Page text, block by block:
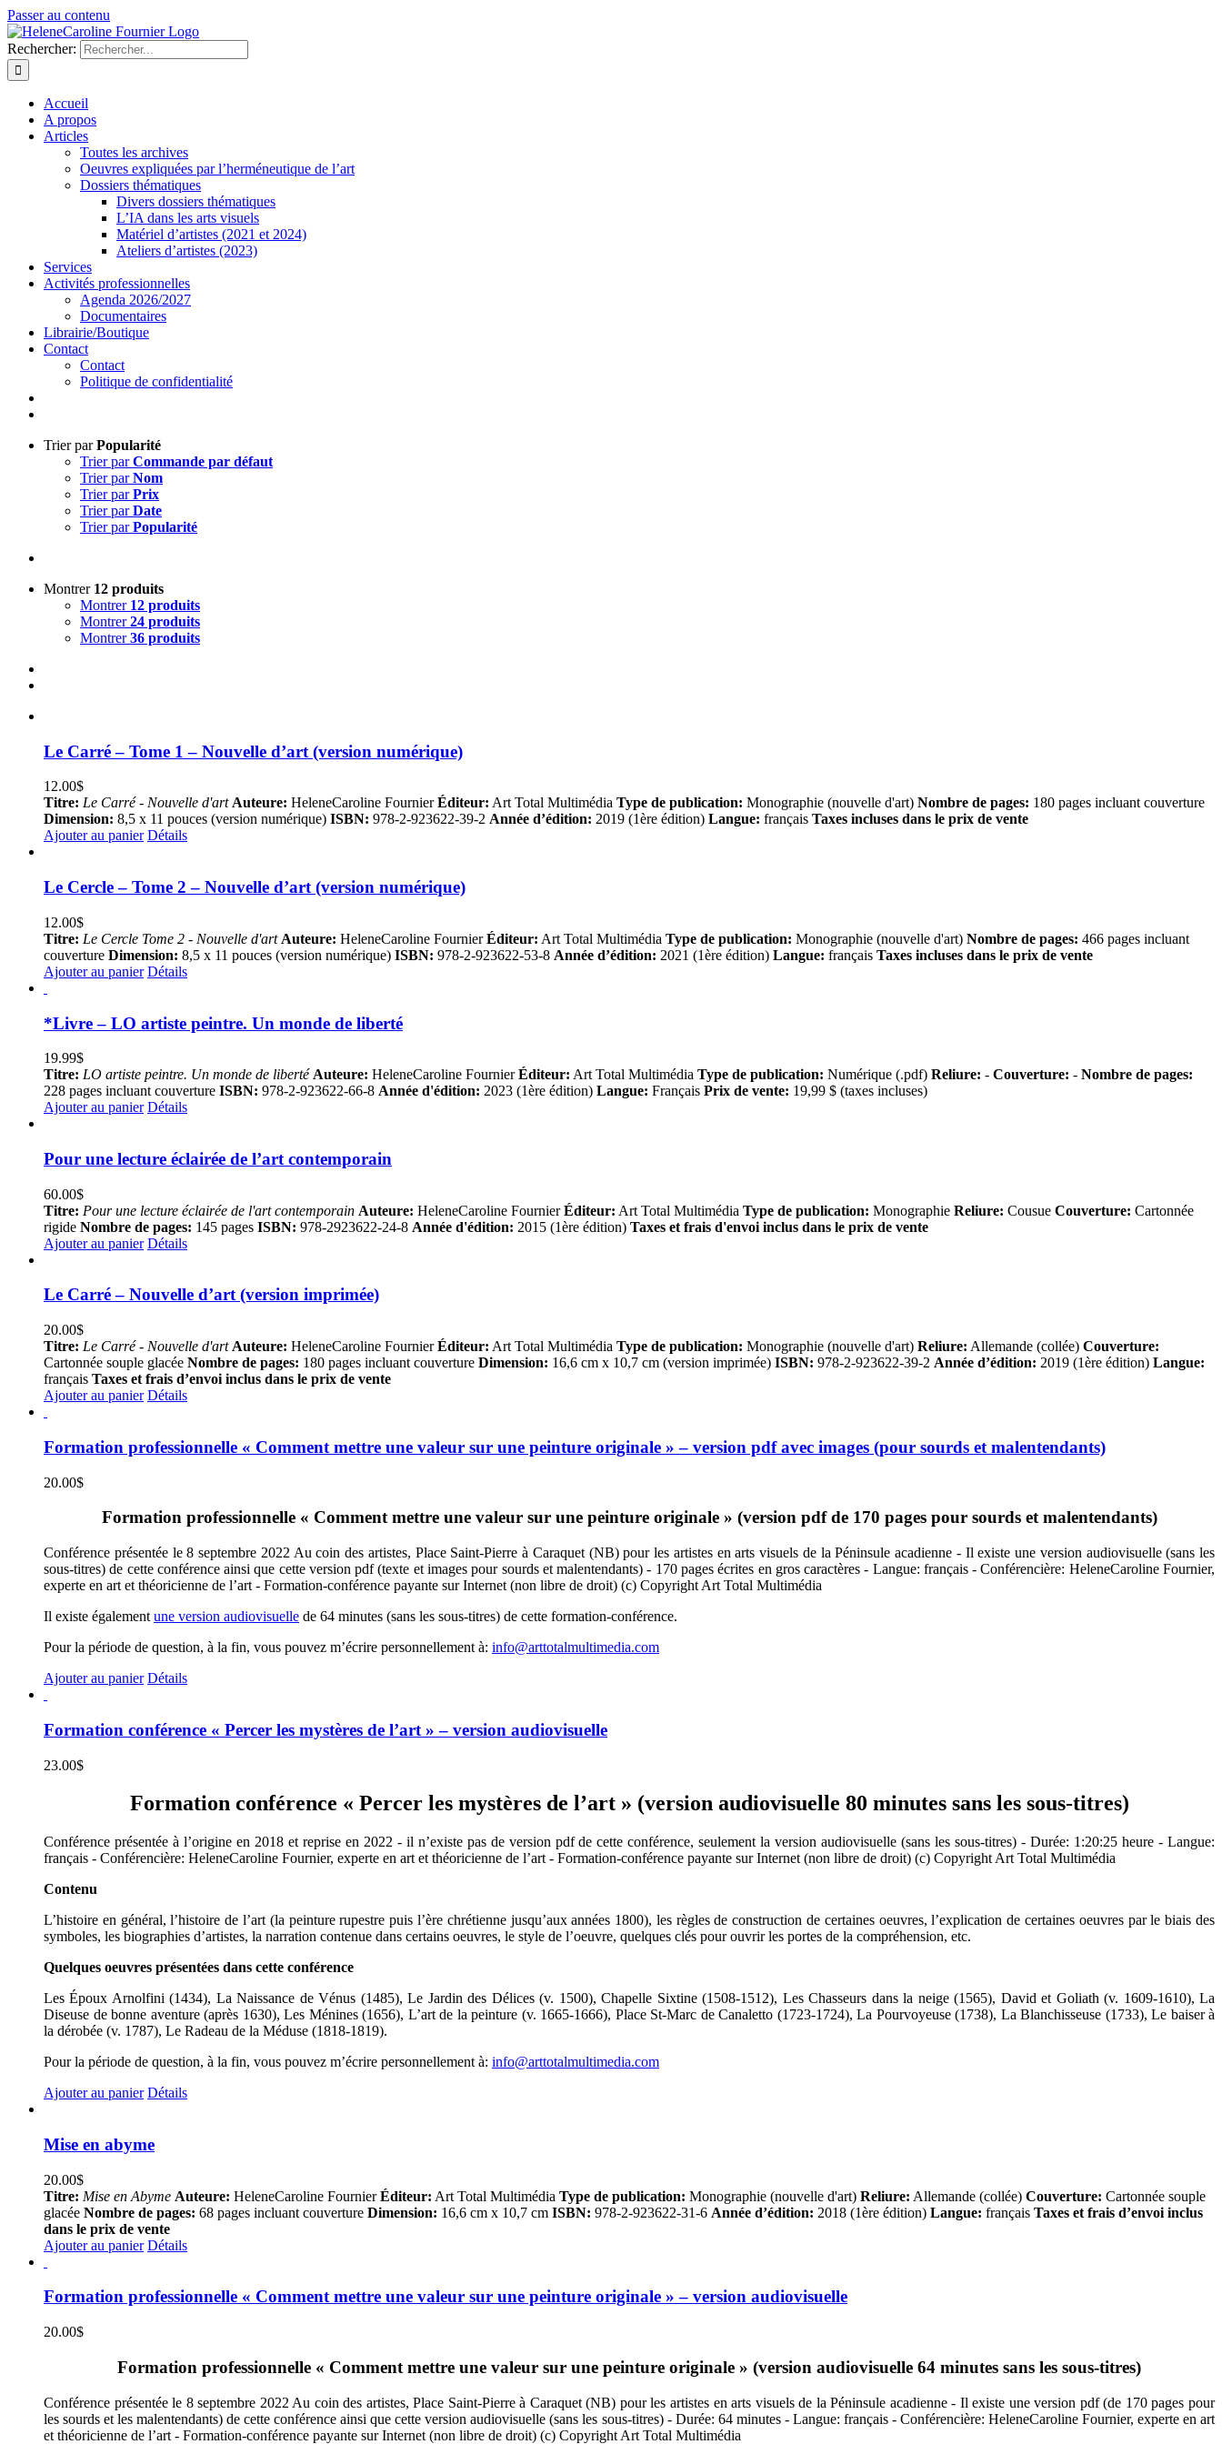
Passer au contenu
Rechercher:
Accueil
A propos
Articles
Toutes les archives
Oeuvres expliquées par l’herméneutique de l’art
Dossiers thématiques
Divers dossiers thématiques
L’IA dans les arts visuels
Matériel d’artistes (2021 et 2024)
Ateliers d’artistes (2023)
Services
Activités professionnelles
Agenda 2026/2027
Documentaires
Librairie/Boutique
Contact
Contact
Politique de confidentialité
Trier parPopularité
Trier parCommande par défaut
Trier parNom
Trier parPrix
Trier parDate
Trier parPopularité
Montrer 12 produits
Montrer 12 produits
Montrer24 produits
Montrer36 produits
Le Carré – Tome 1 – Nouvelle d’art (version numérique)
12.00$
Titre: Le Carré - Nouvelle d'art Auteure: HeleneCaroline FournierÉditeur: Art Total Multimédia Type de publication: Monographie (nouvelle d'art) Nombre de pages: 180 pages incluant couverture
Dimension: 8,5 x 11 pouces (version numérique) ISBN: 978-2-923622-39-2 Année d’édition: 2019 (1ère édition) Langue: français Taxes incluses dans le prix de vente
Ajouter au panier Détails
Le Cercle – Tome 2 – Nouvelle d’art (version numérique)
12.00$
Titre: Le Cercle Tome 2 - Nouvelle d'art Auteure: HeleneCaroline FournierÉditeur: Art Total Multimédia Type de publication: Monographie (nouvelle d'art) Nombre de pages: 466 pages incluant
couverture Dimension: 8,5 x 11 pouces (version numérique) ISBN: 978-2-923622-53-8 Année d’édition: 2021 (1ère édition) Langue: français Taxes incluses dans le prix de vente
Ajouter au panier Détails
*Livre – LO artiste peintre. Un monde de liberté
19.99$
Titre: LO artiste peintre. Un monde de liberté Auteure: HeleneCaroline FournierÉditeur: Art Total Multimédia Type de publication: Numérique (.pdf) Reliure: - Couverture: - Nombre de pages:
228 pages incluant couverture ISBN: 978-2-923622-66-8 Année d'édition: 2023 (1ère édition) Langue: Français Prix de vente: 19,99 $ (taxes incluses)
Ajouter au panier Détails
Pour une lecture éclairée de l’art contemporain
60.00$
Titre: Pour une lecture éclairée de l'art contemporain Auteure: HeleneCaroline FournierÉditeur: Art Total Multimédia Type de publication: Monographie Reliure: Cousue Couverture: Cartonnée
rigide Nombre de pages: 145 pages ISBN: 978-2923622-24-8 Année d'édition: 2015 (1ère édition) Taxes et frais d'envoi inclus dans le prix de vente
Ajouter au panier Détails
Le Carré – Nouvelle d’art (version imprimée)
20.00$
Titre: Le Carré - Nouvelle d'art Auteure: HeleneCaroline FournierÉditeur: Art Total Multimédia Type de publication: Monographie (nouvelle d'art) Reliure: Allemande (collée) Couverture:
Cartonnée souple glacée Nombre de pages: 180 pages incluant couverture Dimension: 16,6 cm x 10,7 cm (version imprimée) ISBN: 978-2-923622-39-2 Année d’édition: 2019 (1ère édition) Langue:
français Taxes et frais d’envoi inclus dans le prix de vente
Ajouter au panier Détails
Formation professionnelle « Comment mettre une valeur sur une peinture originale » – version pdf avec images (pour sourds et malentendants)
20.00$
Formation professionnelle « Comment mettre une valeur sur une peinture originale » (version pdf de 170 pages pour sourds et malentendants)
Conférence présentée le 8 septembre 2022 Au coin des artistes, Place Saint-Pierre à Caraquet (NB) pour les artistes en arts visuels de la Péninsule acadienne - Il existe une version audiovisuelle (sans les
sous-titres) de cette conférence ainsi que cette version pdf (texte et images pour sourds et malentendants) - 170 pages écrites en gros caractères - Langue: français - Conférencière: HeleneCaroline Fournier,
experte en art et théoricienne de l’art - Formation-conférence payante sur Internet (non libre de droit) (c) Copyright Art Total Multimédia
Il existe également une version audiovisuelle de 64 minutes (sans les sous-titres) de cette formation-conférence.
Pour la période de question, à la fin, vous pouvez m’écrire personnellement à: info@arttotalmultimedia.com
Ajouter au panier Détails
Formation conférence « Percer les mystères de l’art » – version audiovisuelle
23.00$
Formation conférence « Percer les mystères de l’art » (version audiovisuelle 80 minutes sans les sous-titres)
Conférence présentée à l’origine en 2018 et reprise en 2022 - il n’existe pas de version pdf de cette conférence, seulement la version audiovisuelle (sans les sous-titres) - Durée: 1:20:25 heure - Langue:
français - Conférencière: HeleneCaroline Fournier, experte en art et théoricienne de l’art - Formation-conférence payante sur Internet (non libre de droit) (c) Copyright Art Total Multimédia
Contenu
L’histoire en général, l’histoire de l’art (la peinture rupestre puis l’ère chrétienne jusqu’aux années 1800), les règles de construction de certaines oeuvres, l’explication de certaines oeuvres par le biais des
symboles, les biographies d’artistes, la narration contenue dans certains oeuvres, le style de l’oeuvre, quelques clés pour ouvrir les portes de la compréhension, etc.
Quelques oeuvres présentées dans cette conférence
Les Époux Arnolfini (1434), La Naissance de Vénus (1485), Le Jardin des Délices (v. 1500), Chapelle Sixtine (1508-1512), Les Chasseurs dans la neige (1565), David et Goliath (v. 1609-1610), La
Diseuse de bonne aventure (après 1630), Les Ménines (1656), L’art de la peinture (v. 1665-1666), Place St-Marc de Canaletto (1723-1724), La Pourvoyeuse (1738), La Blanchisseuse (1733), Le baiser à
la dérobée (v. 1787), Le Radeau de la Méduse (1818-1819).
Pour la période de question, à la fin, vous pouvez m’écrire personnellement à: info@arttotalmultimedia.com
Ajouter au panier Détails
Mise en abyme
20.00$
Titre: Mise en Abyme Auteure: HeleneCaroline FournierÉditeur: Art Total Multimédia Type de publication: Monographie (nouvelle d'art) Reliure: Allemande (collée) Couverture: Cartonnée souple
glacée Nombre de pages: 68 pages incluant couverture Dimension: 16,6 cm x 10,7 cm ISBN: 978-2-923622-31-6 Année d’édition: 2018 (1ère édition) Langue: français Taxes et frais d’envoi inclus
dans le prix de vente
Ajouter au panier Détails
Formation professionnelle « Comment mettre une valeur sur une peinture originale » – version audiovisuelle
20.00$
Formation professionnelle « Comment mettre une valeur sur une peinture originale » (version audiovisuelle 64 minutes sans les sous-titres)
Conférence présentée le 8 septembre 2022 Au coin des artistes, Place Saint-Pierre à Caraquet (NB) pour les artistes en arts visuels de la Péninsule acadienne - Il existe une version pdf (de 170 pages pour
les sourds et les malentendants) de cette conférence ainsi que cette version audiovisuelle (sans les sous-titres) - Durée: 64 minutes - Langue: français - Conférencière: HeleneCaroline Fournier, experte en art
et théoricienne de l’art - Formation-conférence payante sur Internet (non libre de droit) (c) Copyright Art Total Multimédia